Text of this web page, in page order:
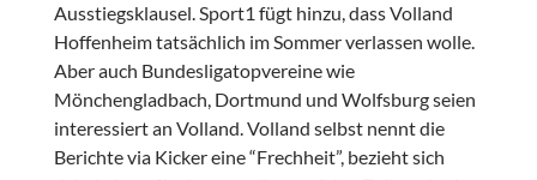
Ausstiegsklausel. Sport1 fügt hinzu, dass Volland
Hoffenheim tatsächlich im Sommer verlassen wolle.
Aber auch Bundesligatopvereine wie
Mönchengladbach, Dortmund und Wolfsburg seien
interessiert an Volland. Volland selbst nennt die
Berichte via Kicker eine “Frechheit”, bezieht sich